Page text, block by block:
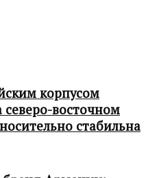
корпусом
восточном
стабильна